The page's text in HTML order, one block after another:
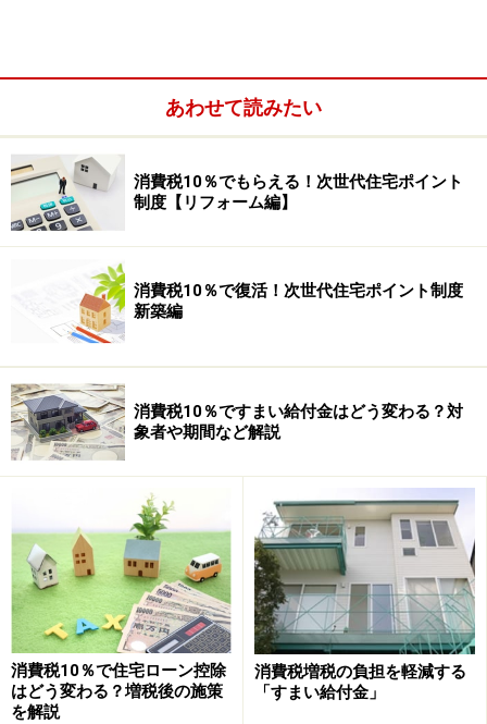
あわせて読みたい
消費税10％でもらえる！次世代住宅ポイント
制度【リフォーム編】
消費税10％で復活！次世代住宅ポイント制度
新築編
消費税10％ですまい給付金はどう変わる？対
象者や期間など解説
消費税10％で住宅ローン控除
はどう変わる？増税後の施策
を解説
消費税増税の負担を軽減する
「すまい給付金」